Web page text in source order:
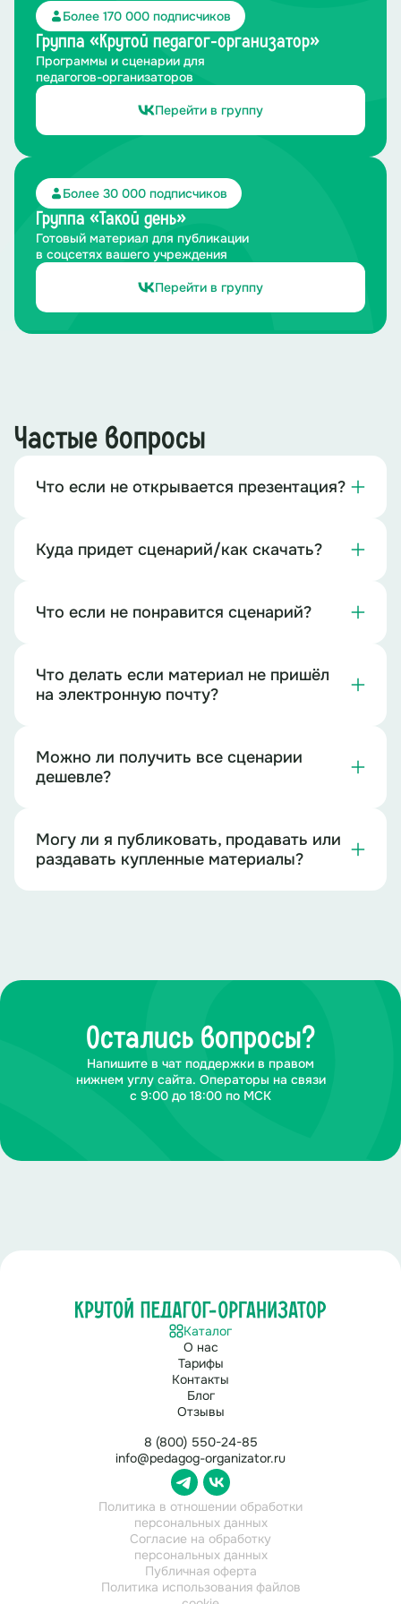
Разгадать зашифрованное слово при помощи
выданного стихотворения.
Текст стихотворения:
Кот каждый день со мной — и это счастье,
Нам не страшны ни беды, ни ненастья,
Фундамент моей радости -
Если кот рядом — не страшны преграды,
Теплом и нежностью наполнен каждый миг.
Конфета.
Распечатать карточку с загадкой
поэтому сначала придется восстановить сам
текст загадки, а потом, проникнув в ее суть,
назвать правильный пароль для открытия двери.
Задача:
Восстановить текст загадки.
я всчнкаеитак,ежорк,
ралкохмизо иавожюрп ,
цоенлс усзар ают.
В морозилках проживаю,
А на солнце сразу таю.
Более 170 000 подписчиков
Группа «Крутой педагог-организатор»
Программы и сценарии для
педагогов-организаторов
Перейти в группу
Более 30 000 подписчиков
Группа «Такой день»
Готовый материал для публикации
в соцсетях вашего учреждения
Перейти в группу
Частые вопросы
Что если не открывается презентация?
Куда придет сценарий/как скачать?
Что если не понравится сценарий?
Что делать если материал не пришёл
на электронную почту?
Можно ли получить все сценарии
дешевле?
Могу ли я публиковать, продавать или
раздавать купленные материалы?
Остались вопросы?
Напишите в чат поддержки в правом
нижнем углу сайта. Операторы на связи
с 9:00 до 18:00 по МСК
Каталог
О нас
Тарифы
Контакты
Блог
Отзывы
8 (800) 550-24-85
info@pedagog-organizator.ru
Политика в отношении обработки
персональных данных
Согласие на обработку
персональных данных
Публичная оферта
Политика использования файлов